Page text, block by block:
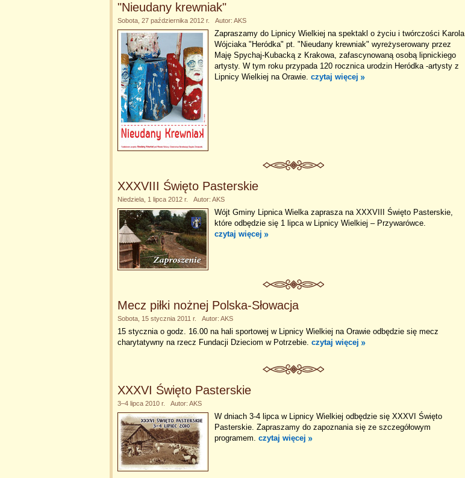
"Nieudany krewniak"
Sobota, 27 października 2012 r. Autor: AKS
Zapraszamy do Lipnicy Wielkiej na spektakl o życiu i twórczości Karola
Wójciaka "Heródka" pt. "Nieudany krewniak" wyreżyserowany przez
Maję Spychaj-Kubacką z Krakowa, zafascynowaną osobą lipnickiego
artysty. W tym roku przypada 120 rocznica urodzin Heródka -artysty z
Lipnicy Wielkiej na Orawie. czytaj więcej
XXXVIII Święto Pasterskie
Niedziela, 1 lipca 2012 r. Autor: AKS
Wójt Gminy Lipnica Wielka zaprasza na XXXVIII Święto Pasterskie,
które odbędzie się 1 lipca w Lipnicy Wielkiej – Przywarówce.
czytaj więcej
Mecz piłki nożnej Polska-Słowacja
Sobota, 15 stycznia 2011 r. Autor: AKS
15 stycznia o godz. 16.00 na hali sportowej w Lipnicy Wielkiej na Orawie odbędzie się mecz
charytatywny na rzecz Fundacji Dzieciom w Potrzebie. czytaj więcej
XXXVI Święto Pasterskie
3–4 lipca 2010 r. Autor: AKS
W dniach 3-4 lipca w Lipnicy Wielkiej odbędzie się XXXVI Święto
Pasterskie. Zapraszamy do zapoznania się ze szczegółowym
programem. czytaj więcej